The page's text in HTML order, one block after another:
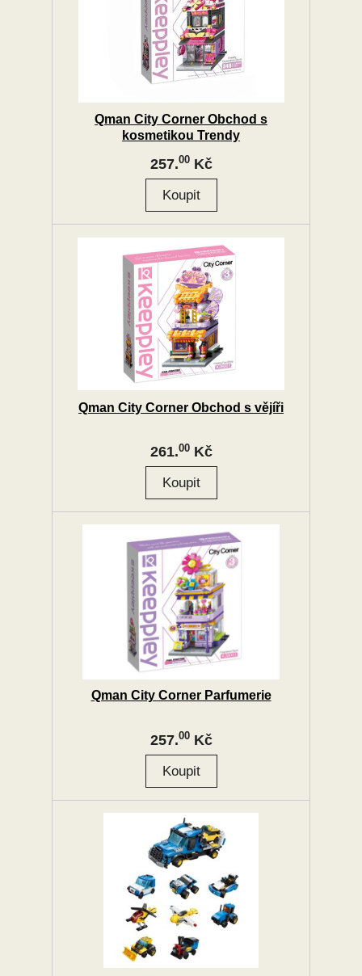
Qman City Corner Obchod s
kosmetikou Trendy
257.00Kč
Qman City Corner Obchod s vějíři
261.00Kč
Qman City Corner Parfumerie
257.00Kč